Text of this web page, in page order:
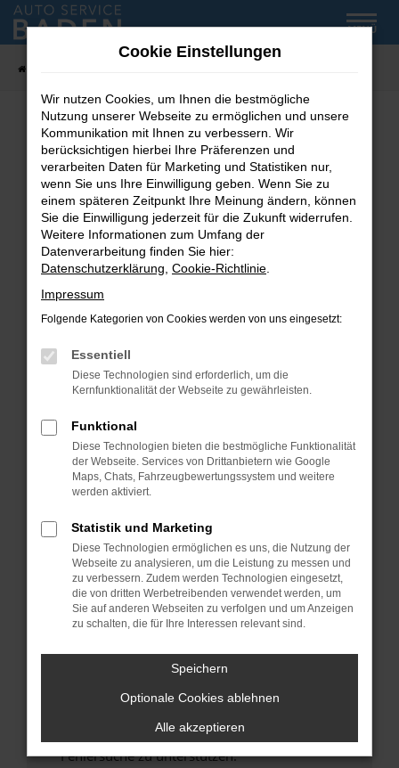
Zum
Hauptinhalt
MENÜ
Fehler: Network Error
Beim Laden ist ein Fehler aufgetreten.
Hier sind ein paar Tipps, die dir helfen können:
Überprüfe deine Firewall und deine
Internetverbindung.
Laden andere Webseiten, zum Beispiel deine
Suchmaschine?
Prüfe deine Browsererweiterungen.
können das Laden bestimmter Seiten
verhindern. Funktioniert die Seite in einem
Fenster?
Starte dein Gerät neu.
Das kann manchmal helfen, vorübergehende
Probleme zu beheben.
Betriebssystem auf dem neuesten Stand
sind.
Veraltete Software birgt nicht nur ein
Sicherheitsrisiko, sondern kann auch dazu
führen, dass bestimmte Funktionen nicht mehr
unterstützt werden.
Wende dich an den Webseitenbetreiber.
Wenn du alle oben genannten Schritte versucht
hast, kontaktiere uns bitte. Wir werden
uns diesen Text schicken, um uns bei der
Fehlersuche zu unterstützen:
Cookie Einstellungen
Wir nutzen Cookies, um Ihnen die bestmögliche
Nutzung unserer Webseite zu ermöglichen und unsere
Kommunikation mit Ihnen zu verbessern. Wir
berücksichtigen hierbei Ihre Präferenzen und
verarbeiten Daten für Marketing und Statistiken nur,
wenn Sie uns Ihre Einwilligung geben. Wenn Sie zu
einem späteren Zeitpunkt Ihre Meinung ändern, können
Sie die Einwilligung jederzeit für die Zukunft widerrufen.
Weitere Informationen zum Umfang der
Datenverarbeitung finden Sie hier:
Datenschutzerklärung Cookie-Richtlinie
Impressum
Folgende Kategorien von Cookies werden von uns eingesetzt:
Essentiell
Diese Technologien sind erforderlich, um die
Kernfunktionalität der Webseite zu gewährleisten.
Funktional
Diese Technologien bieten die bestmögliche Funktionalität
der Webseite. Services von Drittanbietern wie Google
Maps, Chats, Fahrzeugbewertungssystem und weitere
werden aktiviert.
Statistik und Marketing
Diese Technologien ermöglichen es uns, die Nutzung der
Webseite zu analysieren, um die Leistung zu messen und
zu verbessern. Zudem werden Technologien eingesetzt,
die von dritten Werbetreibenden verwendet werden, um
Sie auf anderen Webseiten zu verfolgen und um Anzeigen
zu schalten, die für Ihre Interessen relevant sind.
Speichern
Optionale Cookies ablehnen
Alle akzeptieren